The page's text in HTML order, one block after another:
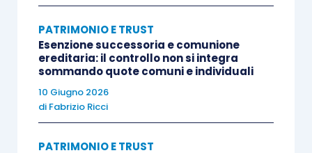
regole di circolazione, troverebbe applicazione il
modello dellafiducia romanisticanon essendo
configurabile lamedesima scissione della
proprietà “formale” rispetto alla proprietà
“sostanziale”. Nella specie, le regole
PATRIMONIO E TRUST
Esenzione successoria e comunione
ereditaria: il controllo non si integra
sommando quote comuni e individuali
10 Giugno 2026
di Fabrizio Ricci
PATRIMONIO E TRUST